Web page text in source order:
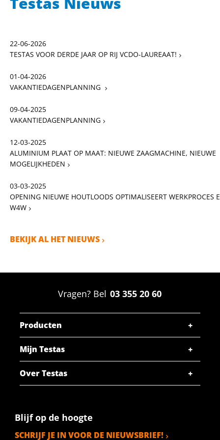
22-06-2026
TESTAS VOOR DERDE JAAR OP RIJ VCDO-LAUREAAT!
01-04-2026
VAKANTIEDAGENPLANNING
09-04-2025
VAKANTIEDAGENPLANNING
12-03-2025
ALUMINIUM PLAAT OP MAAT: NIEUWE ZAAGMACHINE, NIEUWE
MOGELIJKHEDEN
03-03-2025
OPENING NIEUWE HOUTLOODS OPTIMALISEERT WERKPROCES
W4W
BEKIJK AL HET NIEUWS
Vragen? Bel 03 355 20 60
Producten
Mijn Testas
Over Testas
Blijf op de hoogte
SCHRIJF JE IN VOOR DE NIEUWSBRIEF!